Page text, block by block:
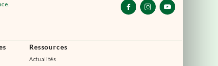
Ressources
Actualités
  